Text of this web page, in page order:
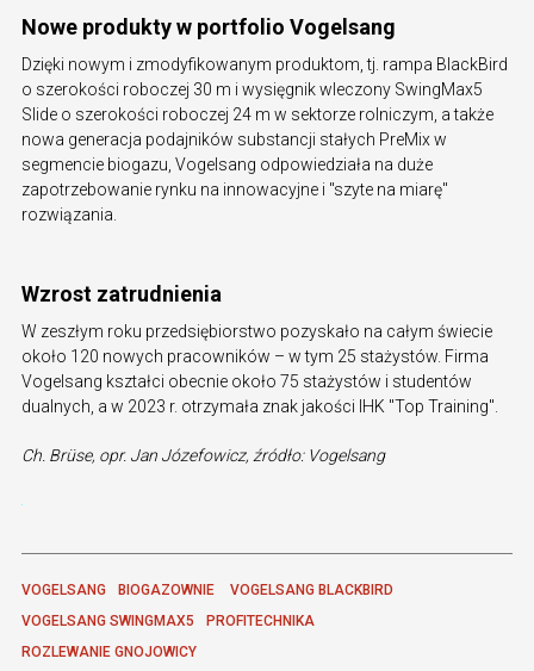
Nowe produkty w portfolio Vogelsang
Dzięki nowym i zmodyfikowanym produktom, tj. rampa BlackBird
o szerokości roboczej 30 m i wysięgnik wleczony SwingMax5
Slide o szerokości roboczej 24 m w sektorze rolniczym, a także
nowa generacja podajników substancji stałych PreMix w
segmencie biogazu, Vogelsang odpowiedziała na duże
zapotrzebowanie rynku na innowacyjne i "szyte na miarę"
rozwiązania.
Wzrost zatrudnienia
W zeszłym roku przedsiębiorstwo pozyskało na całym świecie
około 120 nowych pracowników – w tym 25 stażystów. Firma
Vogelsang kształci obecnie około 75 stażystów i studentów
dualnych, a w 2023 r. otrzymała znak jakości IHK "Top Training".
Ch. Brüse, opr. Jan Józefowicz, źródło: Vogelsang
VOGELSANG BIOGAZOWNIE
VOGELSANG BLACKBIRD
VOGELSANG SWINGMAX5
PROFITECHNIKA
ROZLEWANIE GNOJOWICY